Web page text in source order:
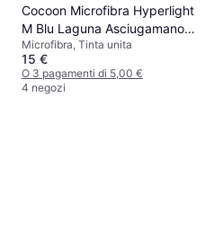
Cocoon Microfibra Hyperlight
M Blu Laguna Asciugamano
Multicolore, Blu
Microfibra, Tinta unita
15 €
O 3 pagamenti di 5,00 €
4 negozi